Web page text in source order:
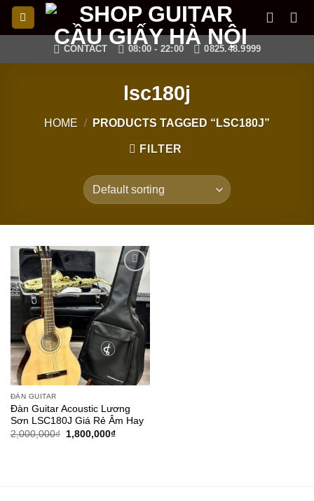
Skip
CONTACT 08:00 - 22:00 0825.48.9999
lsc180j
HOME / PRODUCTS TAGGED “LSC180J”
FILTER
Add to
wishlist
ĐÀN GUITAR
Đàn Guitar Acoustic Lương
Sơn LSC180J Giá Rẻ Âm Hay
2,000,000₫ 1,800,000₫